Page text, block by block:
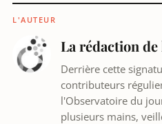
L'AUTEUR
La rédaction
Derrière cette
contributeurs
l'Observatoire du
plusieurs mains,